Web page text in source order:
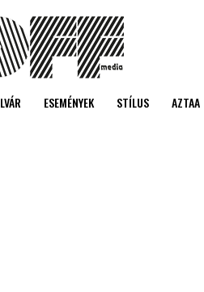
ESEMÉNYEK STÍLUS AZTAA